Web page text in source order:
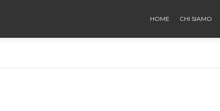
HOME CHI SIAMO